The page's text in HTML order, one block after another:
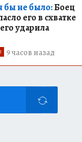
бы не было:Боец
его в схватке
ударила
9 часов назад